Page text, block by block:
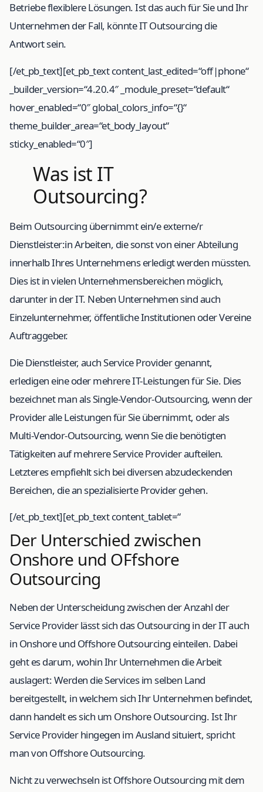
Betriebe flexiblere Lösungen. Ist das auch für Sie und Ihr
Unternehmen der Fall, könnte IT Outsourcing die
Antwort sein.
[/et_pb_text][et_pb_text content_last_edited=“off|phone“
_builder_version=“4.20.4″ _module_preset=“default“
hover_enabled=“0″ global_colors_info=“{}“
theme_builder_area=“et_body_layout“
sticky_enabled=“0″]
Was ist IT
Outsourcing?
Beim Outsourcing übernimmt ein/e externe/r
Dienstleister:in Arbeiten, die sonst von einer Abteilung
innerhalb Ihres Unternehmens erledigt werden müssten.
Dies ist in vielen Unternehmensbereichen möglich,
darunter in der IT. Neben Unternehmen sind auch
Einzelunternehmer, öffentliche Institutionen oder Vereine
Auftraggeber.
Die Dienstleister, auch Service Provider genannt,
erledigen eine oder mehrere IT-Leistungen für Sie. Dies
bezeichnet man als Single-Vendor-Outsourcing, wenn der
Provider alle Leistungen für Sie übernimmt, oder als
Multi-Vendor-Outsourcing, wenn Sie die benötigten
Tätigkeiten auf mehrere Service Provider aufteilen.
Letzteres empfiehlt sich bei diversen abzudeckenden
Bereichen, die an spezialisierte Provider gehen.
[/et_pb_text][et_pb_text content_tablet=“
Der Unterschied zwischen
Onshore und OFfshore
Outsourcing
Neben der Unterscheidung zwischen der Anzahl der
Service Provider lässt sich das Outsourcing in der IT auch
in Onshore und Offshore Outsourcing einteilen. Dabei
geht es darum, wohin Ihr Unternehmen die Arbeit
auslagert: Werden die Services im selben Land
bereitgestellt, in welchem sich Ihr Unternehmen befindet,
dann handelt es sich um Onshore Outsourcing. Ist Ihr
Service Provider hingegen im Ausland situiert, spricht
man von Offshore Outsourcing.
Nicht zu verwechseln ist Offshore Outsourcing mit dem